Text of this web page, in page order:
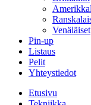
Venäläiset
Pin-up
Listaus
Pelit
Yhteystiedot
Etusivu